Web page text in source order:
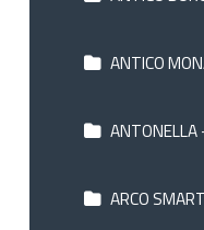
ANTICO
ANTONELLA
ARCO